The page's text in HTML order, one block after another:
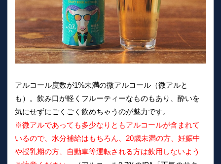
アルコール度数が1%未満の微アルコール（微アルと
も）。飲み口が軽くフルーティーなものもあり、酔いを
気にせずにごくごく飲めちゃうのが魅力です。
※微アルであっても多少なりともアルコールが含まれて
いるので、水分補給はもちろん、20歳未満の方、妊娠中
や授乳期の方、自動車等運転される方は飲用しないよう